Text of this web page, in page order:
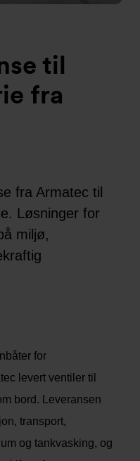
til
fra
fra Armatec til
Løsninger for
miljø,
for
levert ventiler til
bord. Leveransen
transport,
og tankvasking, og